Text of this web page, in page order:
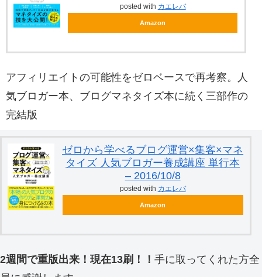
posted with カエレバ
Amazon
アフィリエイトの可能性をゼロベースで再考察。人
気ブロガー本、ブログマネタイズ本に続く三部作の
完結版
ゼロから学べるブログ運営×集客×マネ
タイズ 人気ブロガー養成講座 単行本
– 2016/10/8
posted with カエレバ
Amazon
2週間で重版出来！現在13刷！！ 手に取ってくれた方全